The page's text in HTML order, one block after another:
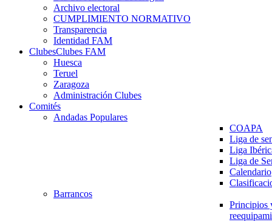
Archivo electoral
CUMPLIMIENTO NORMATIVO
Transparencia
Identidad FAM
ClubesClubes FAM
Huesca
Teruel
Zaragoza
Administración Clubes
Comités
Andadas Populares
COAPA
Liga de
Liga
Liga de
Calendario
Barrancos
Principios